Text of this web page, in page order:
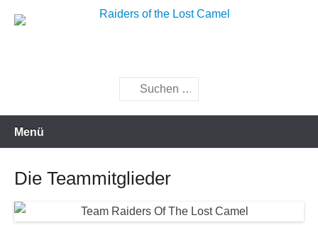
Inhalt
Suchen
Menü
Die Teammitglieder